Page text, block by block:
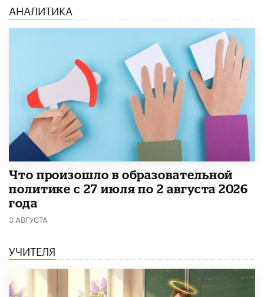
АНАЛИТИКА
​Что произошло в образовательной
политике с 27 июля по 2 августа 2026
года
3 АВГУСТА
УЧИТЕЛЯ